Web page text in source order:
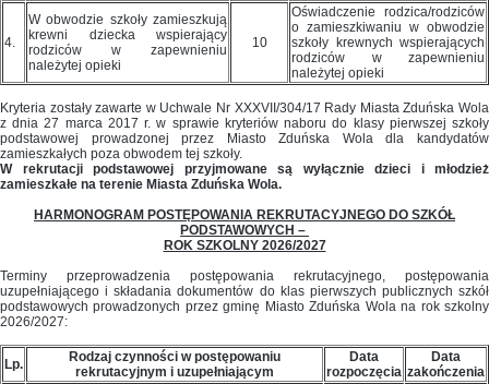
4.
W obwodzie szkoły zamieszkują
krewni dziecka wspierający
rodziców w zapewnieniu
należytej opieki
10
Oświadczenie rodzica/rodziców
o zamieszkiwaniu w obwodzie
szkoły krewnych wspierających
rodziców w zapewnieniu
należytej opieki
Kryteria zostały zawarte w Uchwale Nr XXXVII/304/17 Rady Miasta Zduńska Wola
z dnia 27 marca 2017 r. w sprawie kryteriów naboru do klasy pierwszej szkoły
podstawowej prowadzonej przez Miasto Zduńska Wola dla kandydatów
zamieszkałych poza obwodem tej szkoły.
W rekrutacji podstawowej przyjmowane są wyłącznie dzieci i młodzież
zamieszkałe na terenie Miasta Zduńska Wola.
HARMONOGRAM POSTĘPOWANIA REKRUTACYJNEGO DO SZKÓŁ
PODSTAWOWYCH –
ROK SZKOLNY 2026/2027
Terminy przeprowadzenia postępowania rekrutacyjnego, postępowania
uzupełniającego i składania dokumentów do klas pierwszych publicznych szkół
podstawowych prowadzonych przez gminę Miasto Zduńska Wola na rok szkolny
2026/2027:
Lp.
Rodzaj czynności w postępowaniu
rekrutacyjnym i uzupełniającym
Data
rozpoczęcia
Data
zakończenia